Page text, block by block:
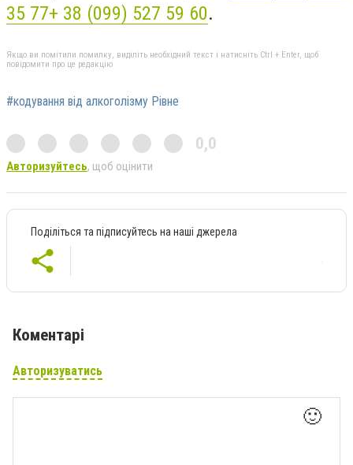
35 77+ 38 (099) 527 59 60.
Якщо ви помітили помилку, виділіть необхідний текст і натисніть Ctrl + Enter, щоб
повідомити про це редакцію
#кодування від алкоголізму Рівне
0,0
Авторизуйтесь, щоб оцінити
Поділіться та підписуйтесь на наші джерела
Коментарі
Авторизуватись
🙂